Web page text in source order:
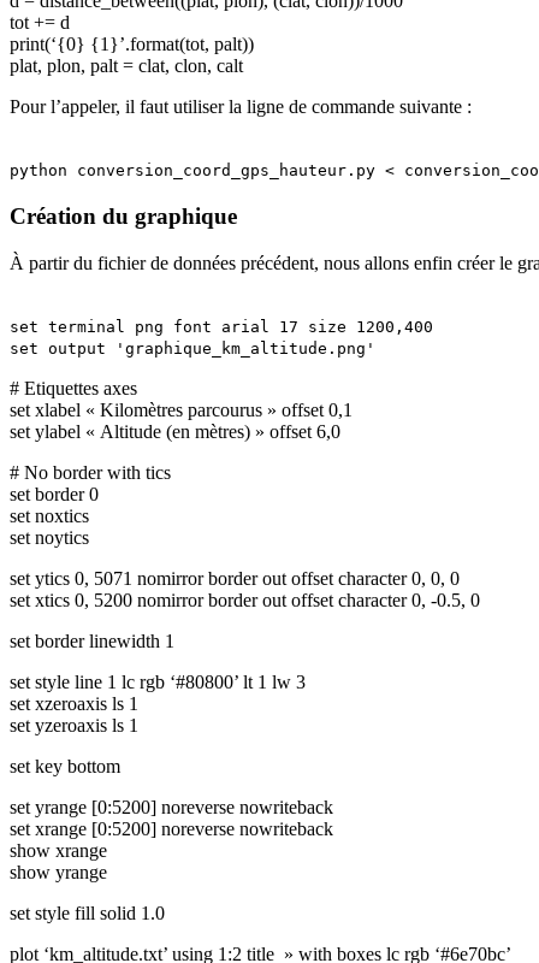
tot += d
print(‘{0} {1}’.format(tot, palt))
plat, plon, palt = clat, clon, calt
Pour l’appeler, il faut utiliser la ligne de commande suivante :
python conversion_coord_gps_hauteur.py <
Création du graphique
À partir du fichier de données précédent, nous allons enfin créer le
set terminal png font arial 17 size 1200,400
set output 'graphique_km_altitude.png'
# Etiquettes axes
set xlabel « Kilomètres parcourus » offset 0,1
set ylabel « Altitude (en mètres) » offset 6,0
# No border with tics
set border 0
set noxtics
set noytics
set ytics 0, 5071 nomirror border out offset character 0, 0, 0
set xtics 0, 5200 nomirror border out offset character 0, -0.5, 0
set border linewidth 1
set style line 1 lc rgb ‘#80800’ lt 1 lw 3
set xzeroaxis ls 1
set yzeroaxis ls 1
set key bottom
set yrange [0:5200] noreverse nowriteback
set xrange [0:5200] noreverse nowriteback
show xrange
show yrange
set style fill solid 1.0
plot ‘km_altitude.txt’ using 1:2 title » with boxes lc rgb ‘#6e70bc’